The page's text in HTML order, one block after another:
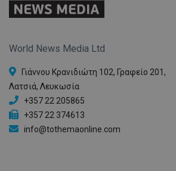
World News Media Ltd
Γιάννου Κρανιδιώτη 102, Γραφείο 201,
Λατσιά, Λευκωσία
+357 22 205865
+357 22 374613
info@tothemaonline.com